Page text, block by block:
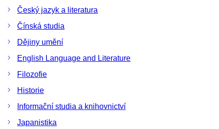
Český jazyk a literatura
Čínská studia
Dějiny umění
English Language and Literature
Filozofie
Historie
Informační studia a knihovnictví
Japanistika